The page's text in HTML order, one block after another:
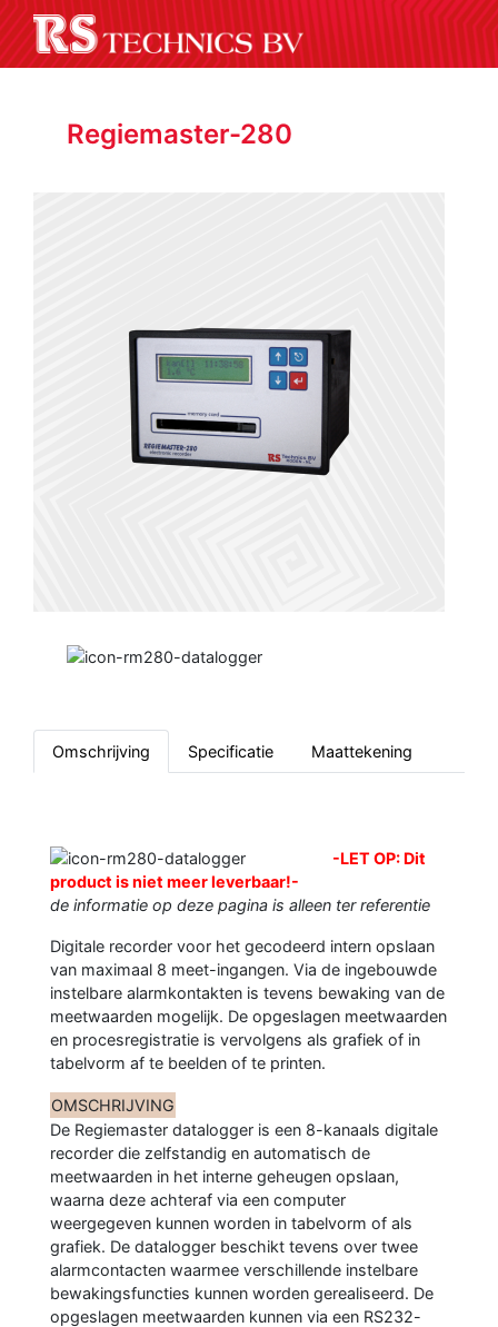
Regiemaster-280
Omschrijving Specificatie Maattekening
-LET OP: Dit
product is niet meer leverbaar!-
de informatie op deze pagina is alleen ter referentie
Digitale recorder voor het gecodeerd intern opslaan
van maximaal 8 meet-ingangen. Via de ingebouwde
instelbare alarmkontakten is tevens bewaking van de
meetwaarden mogelijk. De opgeslagen meetwaarden
en procesregistratie is vervolgens als grafiek of in
tabelvorm af te beelden of te printen.
OMSCHRIJVING
De Regiemaster datalogger is een 8-kanaals digitale
recorder die zelfstandig en automatisch de
meetwaarden in het interne geheugen opslaan,
waarna deze achteraf via een computer
weergegeven kunnen worden in tabelvorm of als
grafiek. De datalogger beschikt tevens over twee
alarmcontacten waarmee verschillende instelbare
bewakingsfuncties kunnen worden gerealiseerd. De
opgeslagen meetwaarden kunnen via een RS232-